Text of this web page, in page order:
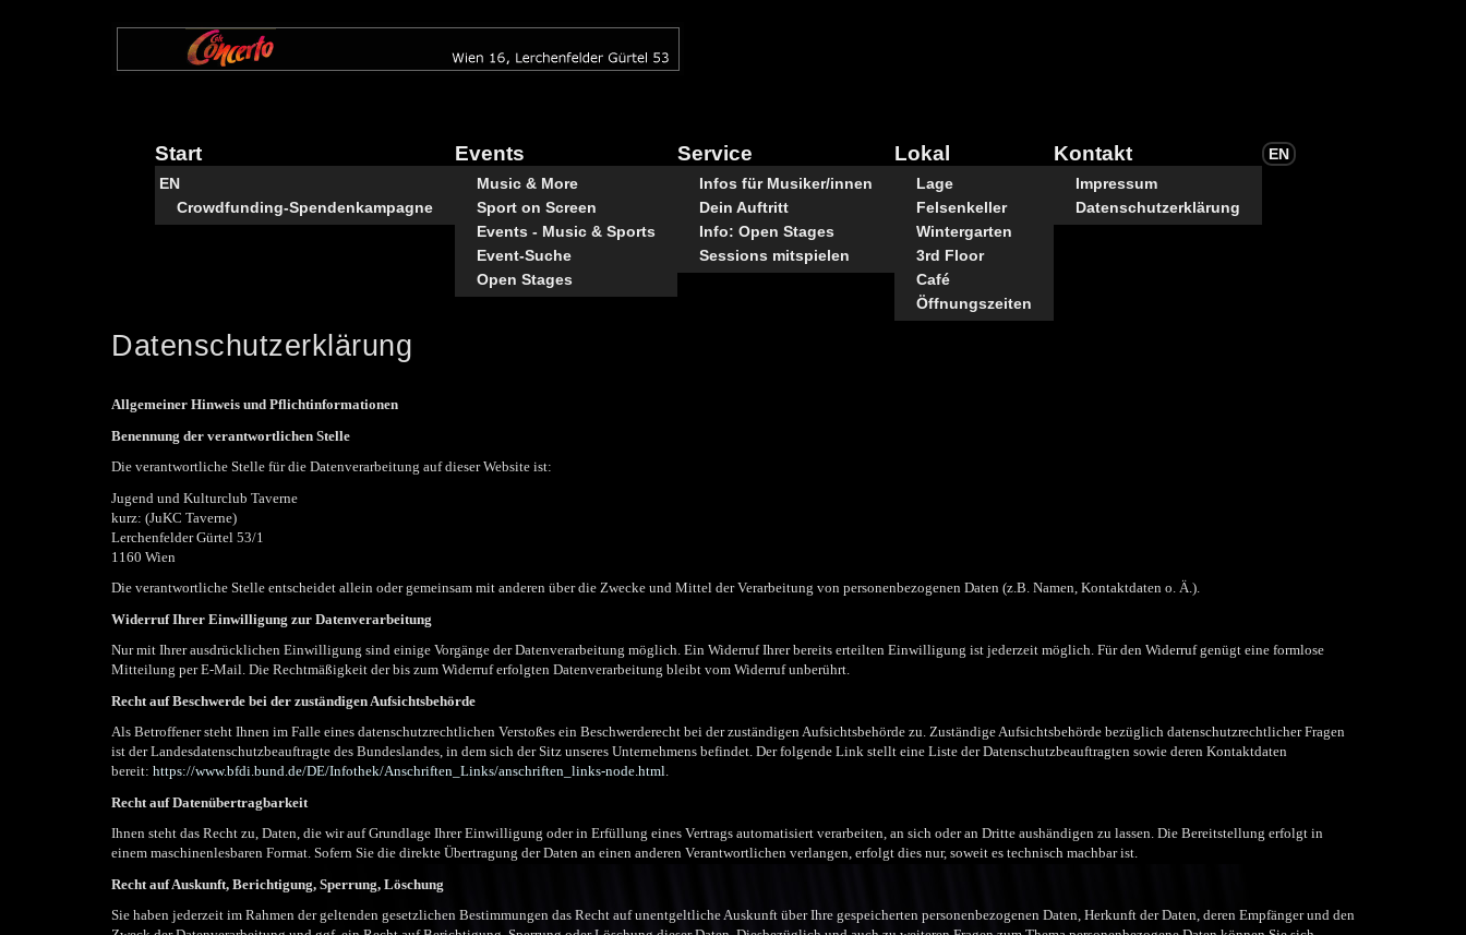
Start
EN
Crowdfunding-Spendenkampagne
Events
Music & More
Sport on Screen
Events - Music & Sports
Event-Suche
Open Stages
Service
Infos für Musiker/innen
Dein Auftritt
Info: Open Stages
Sessions mitspielen
Lokal
Lage
Felsenkeller
Wintergarten
3rd Floor
Café
Öffnungszeiten
Kontakt
Impressum
Datenschutzerklärung
EN
Datenschutzerklärung
Allgemeiner Hinweis und Pflichtinformationen
Benennung der verantwortlichen Stelle
Die verantwortliche Stelle für die Datenverarbeitung auf dieser Website ist:
Jugend und Kulturclub Taverne
kurz: (JuKC Taverne)
Lerchenfelder Gürtel 53/1
1160 Wien
Die verantwortliche Stelle entscheidet allein oder gemeinsam mit anderen über die Zwecke und Mittel der Verarbeitung von personenbezogenen Daten (z.B. Namen, Kontaktdaten o. Ä.).
Widerruf Ihrer Einwilligung zur Datenverarbeitung
Nur mit Ihrer ausdrücklichen Einwilligung sind einige Vorgänge der Datenverarbeitung möglich. Ein Widerruf Ihrer bereits erteilten Einwilligung ist jederzeit möglich. Für den Widerruf genügt eine formlose
Mitteilung per E-Mail. Die Rechtmäßigkeit der bis zum Widerruf erfolgten Datenverarbeitung bleibt vom Widerruf unberührt.
Recht auf Beschwerde bei der zuständigen Aufsichtsbehörde
Als Betroffener steht Ihnen im Falle eines datenschutzrechtlichen Verstoßes ein Beschwerderecht bei der zuständigen Aufsichtsbehörde zu. Zuständige Aufsichtsbehörde bezüglich datenschutzrechtlicher Fragen
ist der Landesdatenschutzbeauftragte des Bundeslandes, in dem sich der Sitz unseres Unternehmens befindet. Der folgende Link stellt eine Liste der Datenschutzbeauftragten sowie deren Kontaktdaten
bereit: https://www.bfdi.bund.de/DE/Infothek/Anschriften_Links/anschriften_links-node.html.
Recht auf Datenübertragbarkeit
Ihnen steht das Recht zu, Daten, die wir auf Grundlage Ihrer Einwilligung oder in Erfüllung eines Vertrags automatisiert verarbeiten, an sich oder an Dritte aushändigen zu lassen. Die Bereitstellung erfolgt in
einem maschinenlesbaren Format. Sofern Sie die direkte Übertragung der Daten an einen anderen Verantwortlichen verlangen, erfolgt dies nur, soweit es technisch machbar ist.
Recht auf Auskunft, Berichtigung, Sperrung, Löschung
Sie haben jederzeit im Rahmen der geltenden gesetzlichen Bestimmungen das Recht auf unentgeltliche Auskunft über Ihre gespeicherten personenbezogenen Daten, Herkunft der Daten, deren Empfänger und den